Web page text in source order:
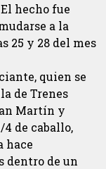
hecho fue
a la
25 y 28 del mes
quien se
de Trenes
Martín y
de caballo,
hace
dentro de un